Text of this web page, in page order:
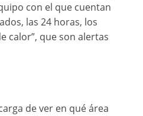
con el que cuentan
las 24 horas, los
calor”, que son alertas
de ver en qué área